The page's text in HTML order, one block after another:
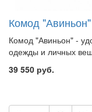
Комод "Авиньон"
Комод "Авиньон" -
одежды и личных
39 550 руб.